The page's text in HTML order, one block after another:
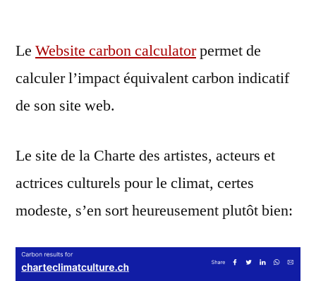
Le Website carbon calculatorpermet de
calculer l’impact équivalent carbon indicatif
de son site web.
Le site de la Charte des artistes, acteurs et
actrices culturels pour le climat, certes
modeste, s’en sort heureusement plutôt bien: